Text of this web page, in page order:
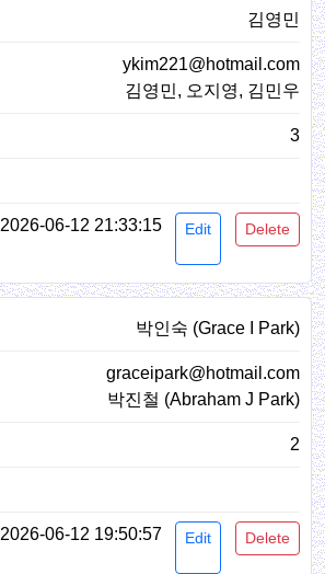
김영민
ykim221@hotmail.com
김영민, 오지영, 김민우
3
2026-06-12 21:33:15 Edit Delete
박인숙 (Grace I Park)
graceipark@hotmail.com
박진철 (Abraham J Park)
2
2026-06-12 19:50:57 Edit Delete